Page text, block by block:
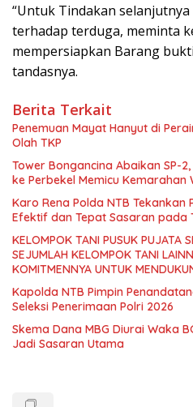
“Untuk Tindakan
terhadap terduga, meminta
mempersiapkan Barang
tandasnya.
Berita Terkait
Penemuan Mayat Hanyut di
Olah TKP
Tower Bongancina Abaikan SP-
ke Perbekel Memicu Kemarahan
Karo Rena Polda NTB
Efektif dan Tepat Sasaran pada
KELOMPOK TANI PUSUK PUJATA
SEJUMLAH KELOMPOK TANI
KOMITMENNYA UNTUK
KHUSUSNYA PROGRAM BANTUAN
APBN 2026.
Kapolda NTB Pimpin
Seleksi Penerimaan Polri 2026
Skema Dana MBG Diurai Waka
Jadi Sasaran Utama